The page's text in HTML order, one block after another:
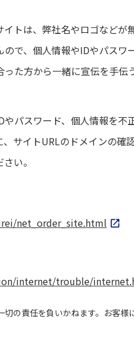
トは、弊社名やロゴなどが
で、個人情報やIDやパスワ
た方から一緒に宣伝を手
パスワード、個人情報を不
サイトURLのドメインの確
い。
net_order_site.html
internet/trouble/
の責任を負いかねます。お客